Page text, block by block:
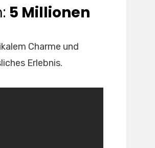
5 Millionen
Charme und
Erlebnis.